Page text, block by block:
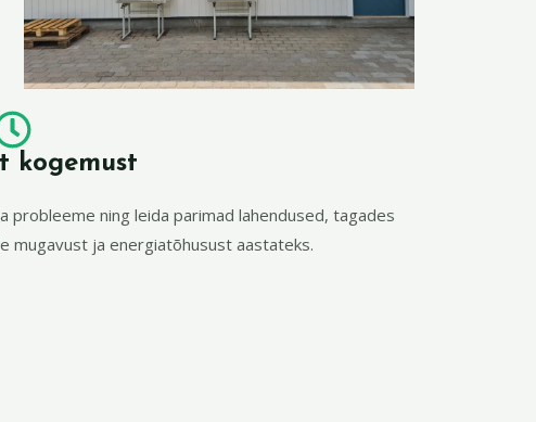
kogemust
probleeme ning leida parimad lahendused, tagades
mugavust ja energiatõhusust aastateks.